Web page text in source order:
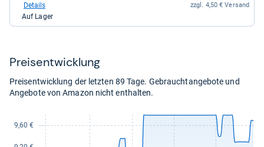
eBay
zzgl. 4,50 € Versand
Details
Auf Lager
Preis­ent­wick­lung
Preisentwicklung der letzten 89 Tage. Gebrauchtangebote und
Angebote von Amazon nicht enthalten.